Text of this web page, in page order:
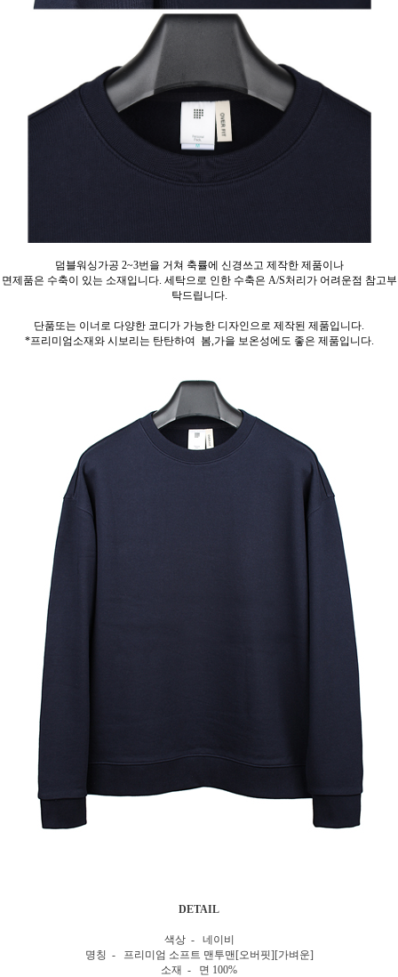
덤블워싱가공 2~3번을 거쳐 축률에 신경쓰고 제작한 제품이나
면제품은 수축이 있는 소재입니다. 세탁으로 인한 수축은 A/S처리가 어려운점 참고부
탁드립니다.
단품또는 이너로 다양한 코디가 가능한 디자인으로 제작된 제품입니다.
*프리미엄소재와 시보리는 탄탄하여 봄,가을 보온성에도 좋은 제품입니다.
DETAIL
색상 - 네이비
명칭 - 프리미엄 소프트 맨투맨[오버핏][가벼운]
소재 - 면 100%